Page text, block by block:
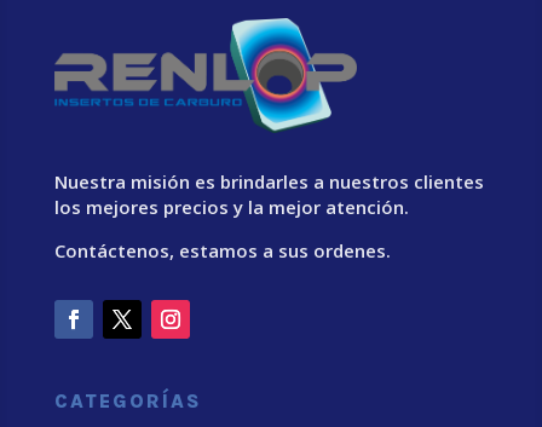
Nuestra misión es brindarles a nuestros clientes
los mejores precios y la mejor atención.
Contáctenos, estamos a sus ordenes.
CATEGORÍAS